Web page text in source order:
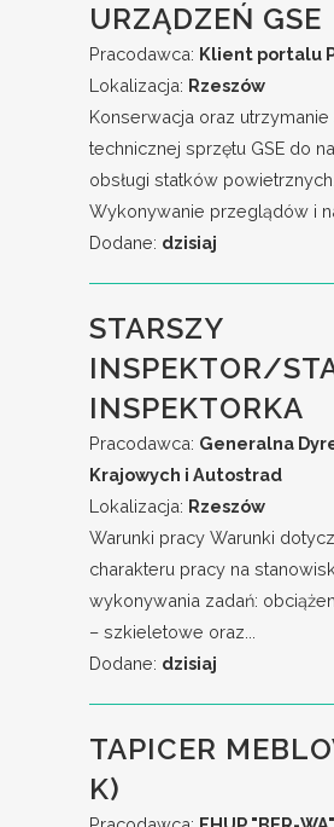
URZĄDZEŃ GSE
Pracodawca: Klient portalu
Lokalizacja: Rzeszów
Konserwacja oraz
technicznej sprzętu GSE do
obsługi statków powietrznych.
Wykonywanie przeglądów i
Dodane: dzisiaj
STARSZY
INSPEKTOR/
INSPEKTORKA
Pracodawca: Generalna
Krajowych i Autostrad
Lokalizacja: Rzeszów
Warunki pracy Warunki
charakteru pracy na
wykonywania zadań:
– szkieletowe oraz...
Dodane: dzisiaj
TAPICER
K)